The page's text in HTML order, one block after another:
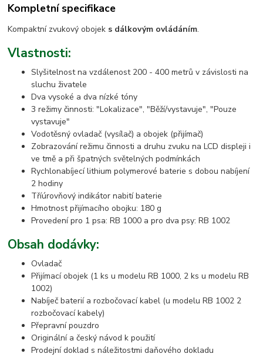
Kompletní specifikace
Kompaktní zvukový obojek s dálkovým ovládáním.
Vlastnosti:
Slyšitelnost na vzdálenost 200 - 400 metrů v závislosti na
sluchu živatele
Dva vysoké a dva nízké tóny
3 režimy činnosti: "Lokalizace", "Běží/vystavuje", "Pouze
vystavuje"
Vodotěsný ovladač (vysílač) a obojek (přijímač)
Zobrazování režimu činnosti a druhu zvuku na LCD displeji i
ve tmě a při špatných světelných podmínkách
Rychlonabíjecí lithium polymerové baterie s dobou nabíjení
2 hodiny
Tříúrovňový indikátor nabití baterie
Hmotnost přijímacího obojku: 180 g
Provedení pro 1 psa: RB 1000 a pro dva psy: RB 1002
Obsah dodávky:
Ovladač
Přijímací obojek (1 ks u modelu RB 1000, 2 ks u modelu RB
1002)
Nabíječ baterií a rozbočovací kabel (u modelu RB 1002 2
rozbočovací kabely)
Přepravní pouzdro
Originální a český návod k použití
Prodejní doklad s náležitostmi daňového dokladu